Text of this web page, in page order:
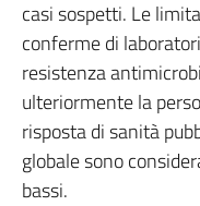
casi sospetti. Le
conferme di
resistenza
ulteriormente la
risposta di sanità
globale sono
bassi.